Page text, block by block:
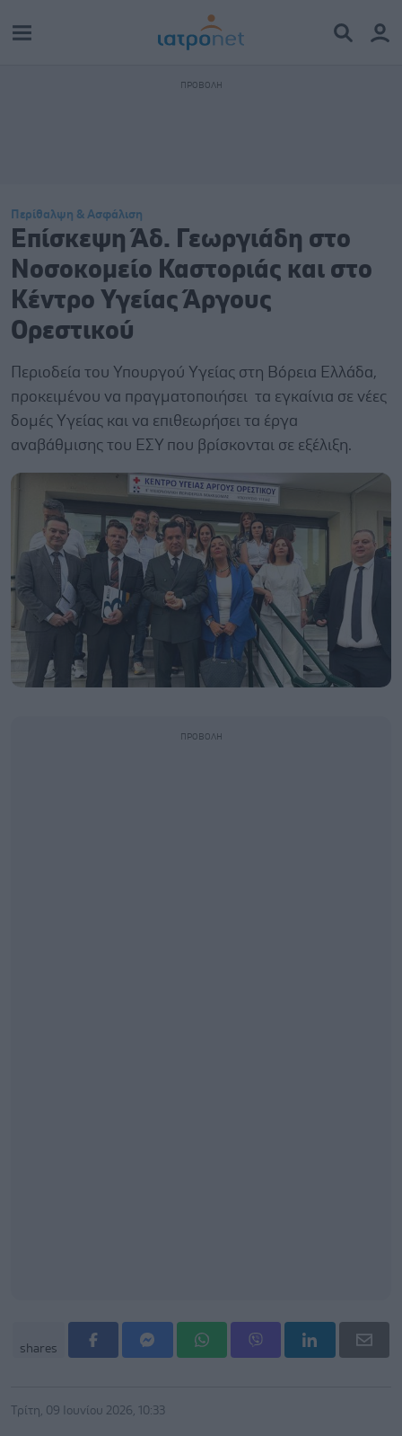
Περίθαλψη & Ασφάλιση
Επίσκεψη Άδ. Γεωργιάδη στο
Νοσοκομείο Καστοριάς και στο
Κέντρο Υγείας Άργους
Ορεστικού
Περιοδεία του Υπουργού Υγείας στη Βόρεια Ελλάδα,
προκειμένου να πραγματοποιήσει τα εγκαίνια σε νέες
δομές Υγείας και να επιθεωρήσει τα έργα
αναβάθμισης του ΕΣΥ που βρίσκονται σε εξέλιξη.
shares
Τρίτη, 09 Ιουνίου 2026, 10:33